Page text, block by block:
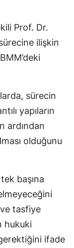
Prof. Dr.
ilişkin
sürecin
yapıların
ardından
olduğunu
başına
tasfiye
hukuki
ifade